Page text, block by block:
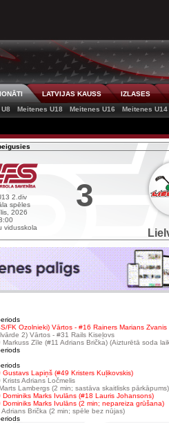
LATVIJAS KAUSS IZLASES
Meitenes U18 Meitenes U16 Meitenes U14
2.div
spēles
2026
vidusskola
3
FK Ozolnieki) Vārtos - #16 Rainers Marians Zvanis
2) Vārtos - #31 Rails Kiseļovs
Markuss Zīle (#11 Adrians Brička) (Aizturētā soda
Gustavs Lapiņš (#49 Kristers Kuļikovskis)
Krists Adrians Ločmelis
Lambergs (2 min; sastāva skaitlisks pārkāpums)
Dominiks Marks Ivulāns (#18 Lauris Johansons)
Dominiks Marks Ivulāns (2 min; nepareiza grūšana)
Adrians Brička (2 min; spēle bez nūjas)